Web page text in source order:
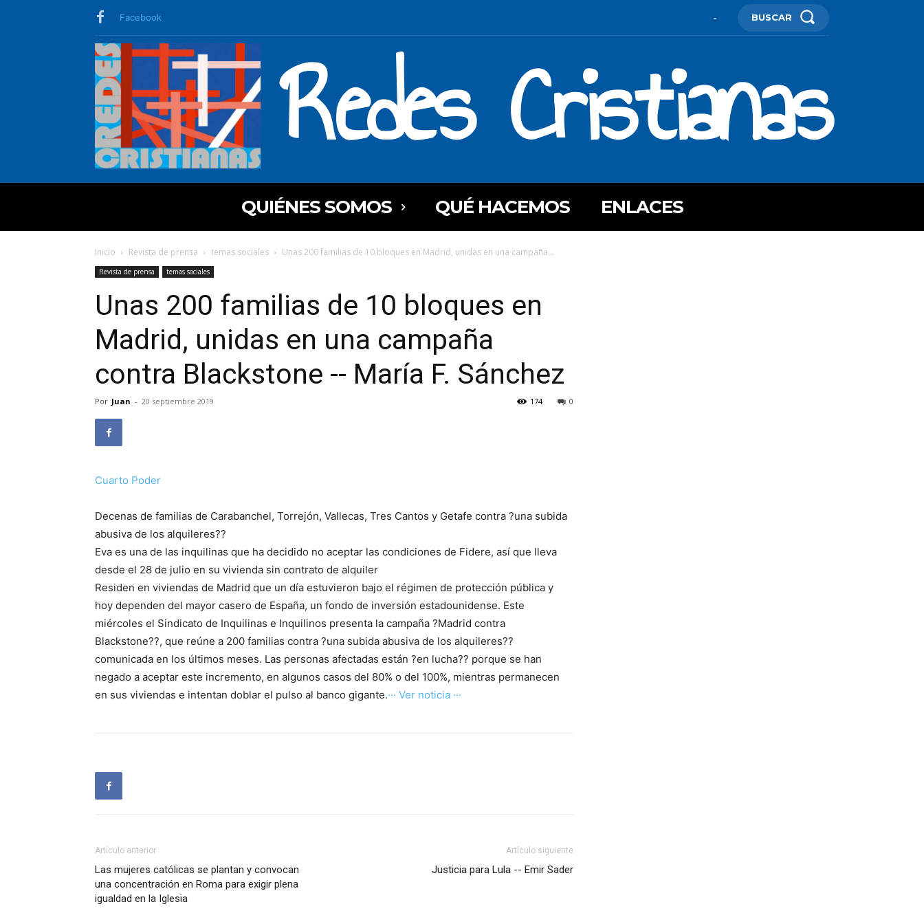
Facebook - BUSCAR
Redes Cristianas
QUIÉNES SOMOS QUÉ HACEMOS ENLACES
Inicio Revista de prensa temas sociales Unas 200 familias de 10 bloques en Madrid, unidas en una campaña...
Revista de prensa temas sociales
Unas 200 familias de 10 bloques en
Madrid, unidas en una campaña
contra Blackstone -- María F. Sánchez
Por Juan - 20 septiembre 2019 0
174
Cuarto Poder
Decenas de familias de Carabanchel, Torrejón, Vallecas, Tres Cantos y Getafe contra ?una subida
abusiva de los alquileres??
Eva es una de las inquilinas que ha decidido no aceptar las condiciones de Fidere, así que lleva
desde el 28 de julio en su vivienda sin contrato de alquiler
Residen en viviendas de Madrid que un día estuvieron bajo el régimen de protección pública y
hoy dependen del mayor casero de España, un fondo de inversión estadounidense. Este
miércoles el Sindicato de Inquilinas e Inquilinos presenta la campaña ?Madrid contra
Blackstone??, que reúne a 200 familias contra ?una subida abusiva de los alquileres??
comunicada en los últimos meses. Las personas afectadas están ?en lucha?? porque se han
negado a aceptar este incremento, en algunos casos del 80% o del 100%, mientras permanecen
en sus viviendas e intentan doblar el pulso al banco gigante.··· Ver noticia ···
Artículo anterior
Las mujeres católicas se plantan y convocan
una concentración en Roma para exigir plena
igualdad en la Iglesia
Artículo siguiente
Justicia para Lula -- Emir Sader